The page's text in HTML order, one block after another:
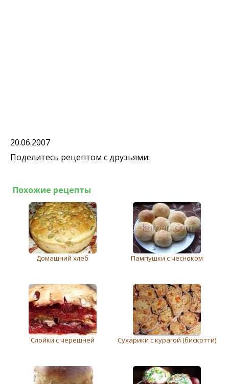
20.06.2007
Поделитесь рецептом с друзьями:
Похожие рецепты
Домашний хлеб Пампушки с чесноком
Слойки с черешней Сухарики с курагой (бискотти)